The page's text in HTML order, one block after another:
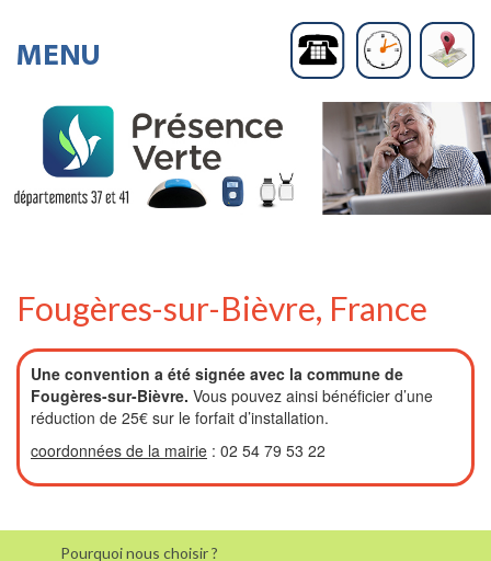
Fougères-sur-Bièvre, France
Une convention a été signée avec la commune de
Fougères-sur-Bièvre. Vous pouvez ainsi bénéficier d’une
réduction de 25€ sur le forfait d’installation.
coordonnées de la mairie : 02 54 79 53 22
Pourquoi nous choisir ?